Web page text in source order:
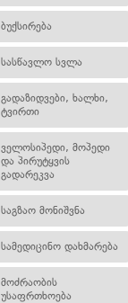
ბუქსირება
სასწავლო სვლა
გადაზიდვები, ხალხი,
ტვირთი
ველოსიპედი, მოპედი
და პირუტყვის
გადარეკვა
საგზაო მონიშვნა
სამედიცინო დახმარება
მოძრაობის
უსაფრთხოება